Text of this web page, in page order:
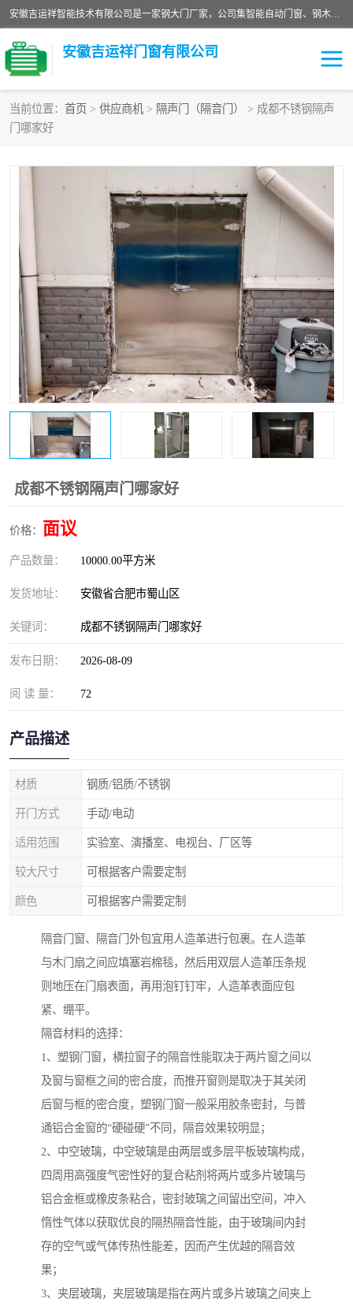
安徽吉运祥智能技术有限公司是一家钢大门厂家，公司集智能自动门窗、钢木门、特种门窗、工业门窗、图集门窗、定制门窗、非标门窗等通道产品的研发设计、制作、安装于一体的综合性、性高新技术企业。
安徽吉运祥门窗有限公司
当前位置： 首页 > 供应商机 > 隔声门（隔音门）
> 成都不锈钢隔声
门哪家好
成都不锈钢隔声门哪家好
价格： 面议
产品数量： 10000.00平方米
发货地址： 安徽省合肥市蜀山区
关键词： 成都不锈钢隔声门哪家好
发布日期： 2026-08-09
阅 读 量： 72
产品描述
材质 钢质/铝质/不锈钢
开门方式 手动/电动
适用范围 实验室、演播室、电视台、厂区等
较大尺寸 可根据客户需要定制
颜色 可根据客户需要定制
隔音门窗、隔音门外包宜用人造革进行包裹。在人造革
与木门扇之间应填塞岩棉毯，然后用双层人造革压条规
则地压在门扇表面，再用泡钉钉牢，人造革表面应包
紧、绷平。
隔音材料的选择：
1、塑钢门窗，横拉窗子的隔音性能取决于两片窗之间以
及窗与窗框之间的密合度，而推开窗则是取决于其关闭
后窗与框的密合度，塑钢门窗一般采用胶条密封，与普
通铝合金窗的“硬碰硬”不同，隔音效果较明显；
2、中空玻璃，中空玻璃是由两层或多层平板玻璃构成，
四周用高强度气密性好的复合粘剂将两片或多片玻璃与
铝合金框或橡皮条粘合，密封玻璃之间留出空间，冲入
惰性气体以获取优良的隔热隔音性能，由于玻璃间内封
存的空气或气体传热性能差，因而产生优越的隔音效
果；
3、夹层玻璃，夹层玻璃是指在两片或多片玻璃之间夹上
保温门
防撞自由门 变压器室门窗
工业电动折叠门
工业平移门
工业平开门 监狱门及监狱设备
变压器室配电房门 钢大门厂家
防火门 彩钢板门